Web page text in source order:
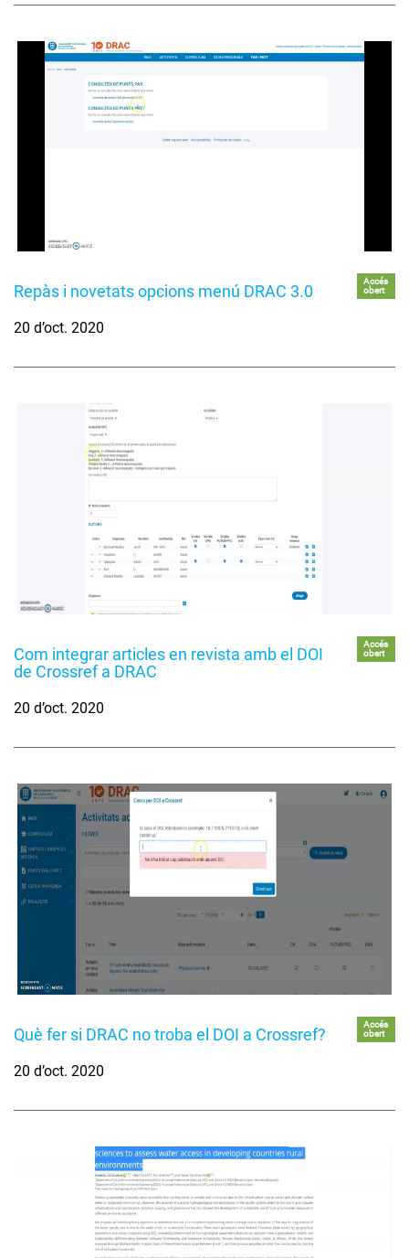
Repàs i novetats opcions menú DRAC 3.0
Accés
obert
20 d’oct. 2020
Com integrar articles en revista amb el DOI
de Crossref a DRAC
Accés
obert
20 d’oct. 2020
Què fer si DRAC no troba el DOI a Crossref?
Accés
obert
20 d’oct. 2020